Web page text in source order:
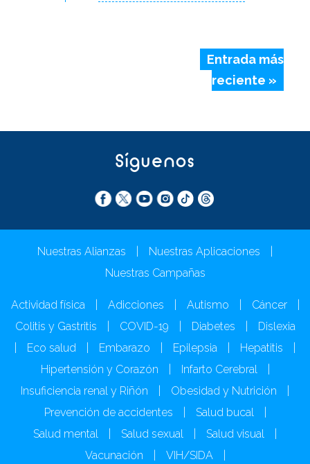
Entrada más
reciente »
Síguenos
Nuestras Alianzas Nuestras Aplicaciones
Nuestras Campañas
Actividad física Adicciones Autismo Cáncer
Colitis y Gastritis
COVID-19 Diabetes
Dislexia
Eco salud Embarazo Epilepsia Hepatitis
Hipertensión y Corazón
Infarto Cerebral
Insuficiencia renal y Riñón
Obesidad y Nutrición
Prevención de accidentes
Salud bucal
Salud mental
Salud sexual Salud visual
Vacunación
VIH/SIDA